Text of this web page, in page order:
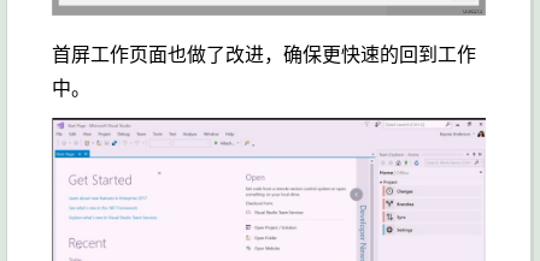
首屏工作页面也做了改进，确保更快速的回到工作
中。